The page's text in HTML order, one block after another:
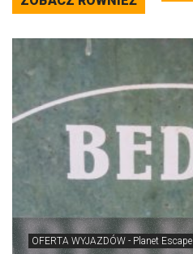
OFERTA WYJAZDÓW - Planet Escape